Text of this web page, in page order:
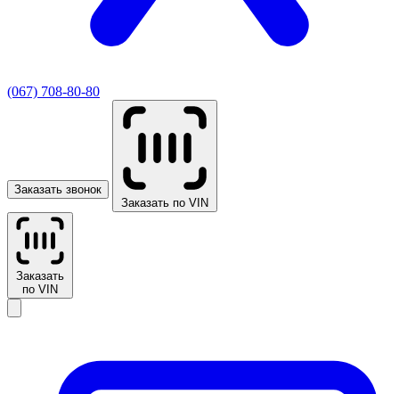
(067) 708-80-80
Заказать звонок
Заказать по VIN
Заказать
по VIN